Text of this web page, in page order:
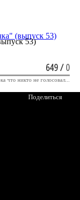
(выпуск 53)
53)
Поделиться
649/0
что никто не голосовал...